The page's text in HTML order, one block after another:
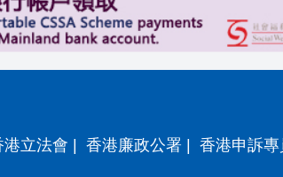
港立法會 香港廉政公署
香港申訴